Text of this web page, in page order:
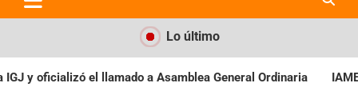
Lo último
General Ordinaria IAME SERIES ARGENTINA: